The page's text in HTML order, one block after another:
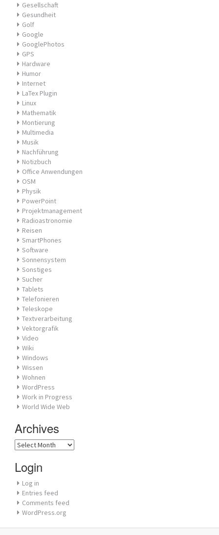
Gesellschaft
Gesundheit
Golf
Google
GooglePhotos
GPS
Hardware
Humor
Internet
LaTex Plugin
Linux
Mathematik
Montierung
Multimedia
Musik
Nachführung
Notizbuch
Office Anwendungen
OSM
Physik
PowerPoint
Projektmanagement
Radioastronomie
Reisen
SmartPhones
Software
Sonnensystem
Sonstiges
Sucher
Tablets
Telefonieren
Teleskope
Textverarbeitung
Vektorgrafik
Video
Wiki
Windows
Wissen
Wohnen
WordPress
Work in Progress
World Wide Web
Archives
Archives
Login
Log in
Entries feed
Comments feed
WordPress.org